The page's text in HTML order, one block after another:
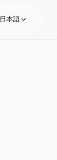
日本語